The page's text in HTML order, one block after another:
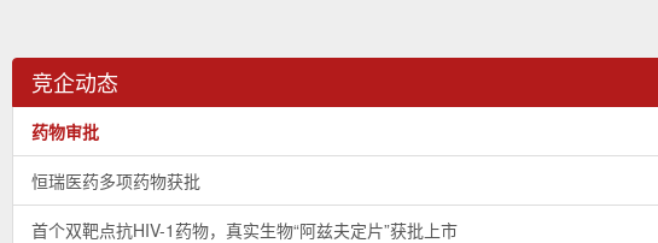
竞企动态
药物审批
恒瑞医药多项药物获批
首个双靶点抗HIV-1药物，真实生物“阿兹夫定片”获批上市